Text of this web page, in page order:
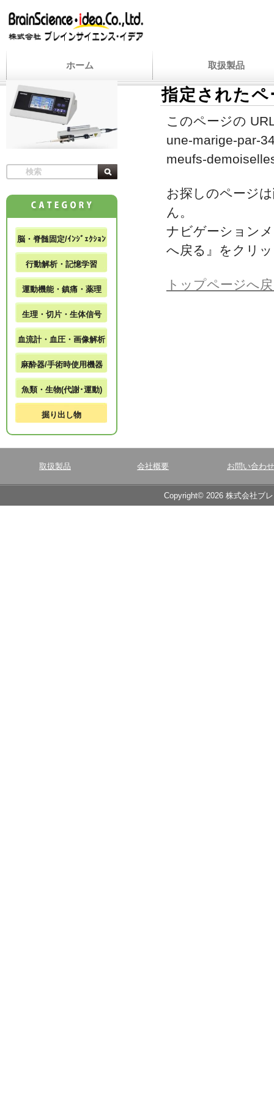
ホーム 取扱製品
指定された
このページの
une-marige-par-
meufs-
お探しのページ
ん。
ナビゲーション
へ戻る』をクリ
トップページへ
脳・脊髄固定/ｲﾝｼﾞｪｸｼｮﾝ
行動解析・記憶学習
運動機能・鎮痛・薬理
生理・切片・生体信号
血流計・血圧・画像解析
麻酔器/手術時使用機器
魚類・生物(代謝･運動)
掘り出し物
取扱製品 会社概要 お問い合わせ
Copyright© 2026 株式会社ブ